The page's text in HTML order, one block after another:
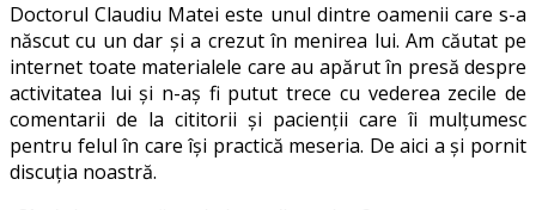
Doctorul Claudiu Matei este unul dintre oamenii care s-a
născut cu un dar și a crezut în menirea lui. Am căutat pe
internet toate materialele care au apărut în presă despre
activitatea lui și n-aș fi putut trece cu vederea zecile de
comentarii de la cititorii și pacienții care îi mulțumesc
pentru felul în care își practică meseria. De aici a și pornit
discuția noastră.